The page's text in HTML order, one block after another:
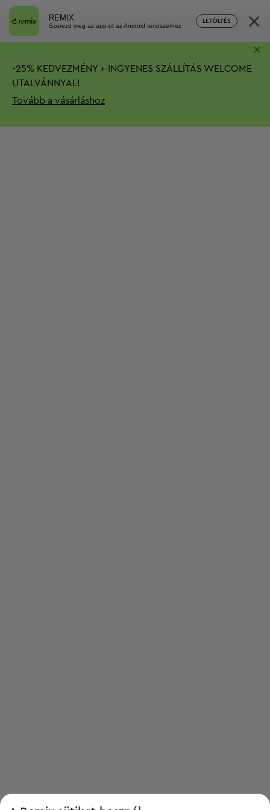
REMIX
Szerezd meg az app-ot az Android rendszerhez
LETÖLTÉS ×
-25% KEDVEZMÉNY + INGYENES SZÁLLÍTÁS WELCOME
UTALVÁNNYAL!
Tovább a vásárláshoz
×